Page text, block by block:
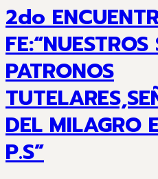
2do
PATRONOS
DEL MILAGRO
P.S”